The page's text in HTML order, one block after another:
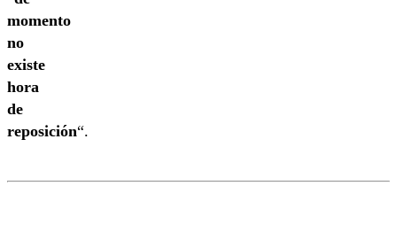
momento
no
existe
hora
de
reposición“.